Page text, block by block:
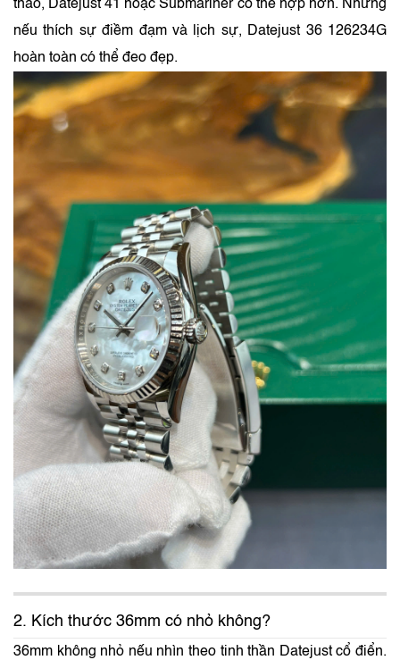
thao, Datejust 41 hoặc Submariner có thể hợp hơn. Nhưng
nếu thích sự điềm đạm và lịch sự, Datejust 36 126234G
hoàn toàn có thể đeo đẹp.
2. Kích thước 36mm có nhỏ không?
36mm không nhỏ nếu nhìn theo tinh thần Datejust cổ điển.